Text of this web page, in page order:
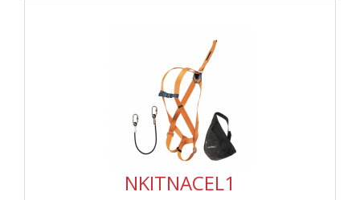
NKITNACEL1